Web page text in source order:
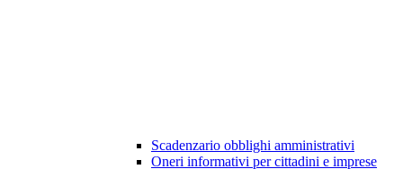
Scadenzario obblighi amministrativi
Oneri informativi per cittadini e imprese